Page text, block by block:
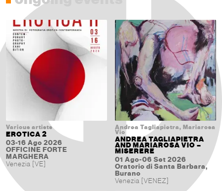
Various artists
EROTICA 2
03-16 Ago 2026
OFFICINE FORTE
MARGHERA
Venezia [VE]
Andrea Tagliapietra, Mariarosa
Vio
ANDREA TAGLIAPIETRA
AND MARIAROSA VIO –
MISERERE
01 Ago-06 Set 2026
Oratorio di Santa Barbara,
Burano
Venezia [VENEZ]